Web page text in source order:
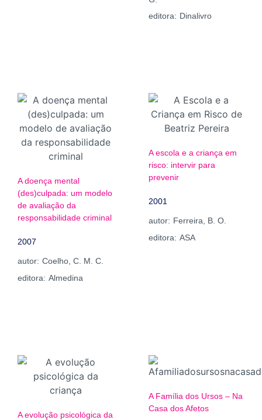
editora: Dinalivro
A doença mental
(des)culpada: um modelo
de avaliação da
responsabilidade criminal
2007
autor: Coelho, C. M. C.
editora: Almedina
A escola e a criança em
risco: intervir para
prevenir
2001
autor: Ferreira, B. O.
editora: ASA
A evolução psicológica da
A Família dos Ursos – Na
Casa dos Afetos